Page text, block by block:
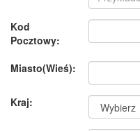
Kod
Pocztowy:
Miasto(Wieś):
Kraj: